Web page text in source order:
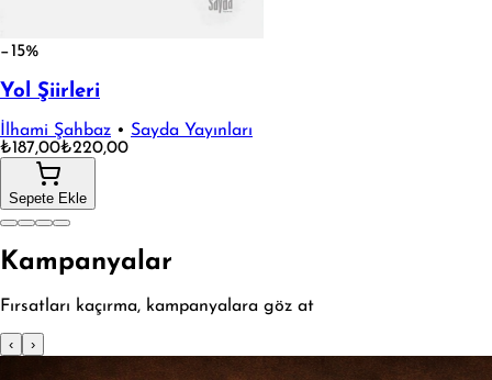
−15%
Yol Şiirleri
İlhami Şahbaz • Sayda Yayınları
₺187,00₺220,00
Sepete Ekle
Kampanyalar
Fırsatları kaçırma, kampanyalara göz at
‹ ›